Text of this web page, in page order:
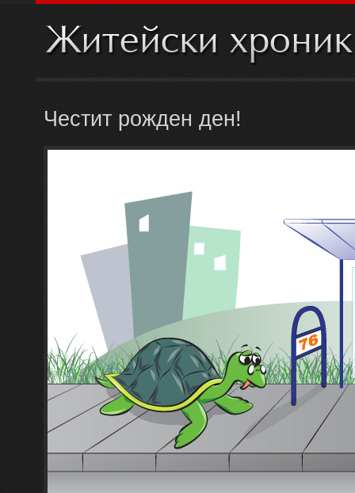
Честит рожден ден!